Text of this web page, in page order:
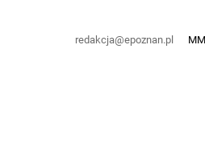
redakcja@epoznan.pl